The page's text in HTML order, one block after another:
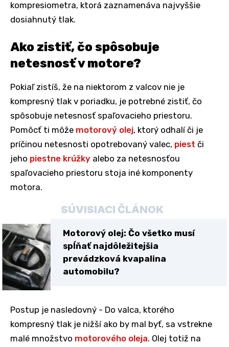
kompresiometra, ktorá zaznamenáva najvyššie
dosiahnutý tlak.
Ako zistiť, čo spôsobuje
netesnosť v motore?
Pokiaľ zistíš, že na niektorom z valcov nie je
kompresný tlak v poriadku, je potrebné zistiť, čo
spôsobuje netesnosť spaľovacieho priestoru.
Pomôcť ti môže motorový olej, ktorý odhalí či je
príčinou netesnosti opotrebovaný valec, piest či
jeho piestne krúžky alebo za netesnosťou
spaľovacieho priestoru stoja iné komponenty
motora.
SÚVISIACI ČLÁNOK
Motorový olej: Čo všetko musí
spĺňať najdôležitejšia
prevádzková kvapalina
automobilu?
Postup je nasledovný - Do valca, ktorého
kompresný tlak je nižší ako by mal byť, sa vstrekne
malé množstvo motorového oleja. Olej totiž na